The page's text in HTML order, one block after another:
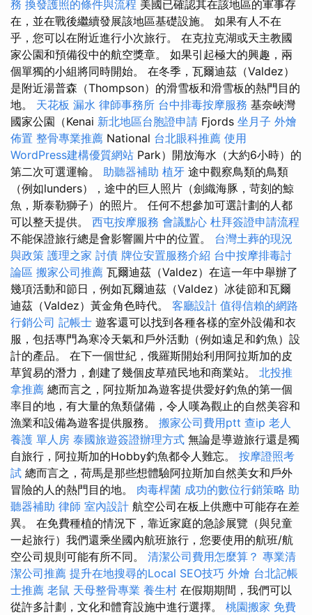
務 換發護照的條件與流程 美國已確認其在該地區的軍事存
在，並在戰後繼續發展該地區基礎設施。 如果有人不在
乎，您可以在附近進行小次旅行。 在克拉克湖或天主教國
家公園和預備役中的航空獎章。 如果引起極大的興趣，兩
個單獨的小組將同時開始。 在冬季，瓦爾迪茲（Valdez）
是附近湯普森（Thompson）的滑雪板和滑雪板的熱門目的
地。 天花板 漏水 律師事務所 台中排毒按摩服務 基奈峽灣
國家公園（Kenai 新北地區台胞證申請 Fjords 坐月子 外燴
佈置 整骨專業推薦 National 台北眼科推薦 使用
WordPress建構優質網站 Park）開放海水（大約6小時）的
第二次可選運輸。 助聽器補助 植牙 途中觀察鳥類的鳥類
（例如lunders），途中的巨人照片（劍織海豚，苛刻的鯨
魚，斯泰勒獅子）的照片。 任何不想參加可選計劃的人都
可以整天提供。 西屯按摩服務 會議點心 杜拜簽證申請流程
不能保證旅行總是會影響圖片中的位置。 台灣土葬的現況
與政策 護理之家 討債 牌位安置服務介紹 台中按摩排毒討
論區 搬家公司推薦 瓦爾迪茲（Valdez）在這一年中舉辦了
幾項活動和節日，例如瓦爾迪茲（Valdez）冰徒節和瓦爾
迪茲（Valdez）黃金角色時代。 客廳設計 值得信賴的網路
行銷公司 記帳士 遊客還可以找到各種各樣的室外設備和衣
服，包括專門為寒冷天氣和戶外活動（例如遠足和釣魚）設
計的產品。 在下一個世紀，俄羅斯開始利用阿拉斯加的皮
草貿易的潛力，創建了幾個皮草殖民地和商業站。 北投推
拿推薦 總而言之，阿拉斯加為遊客提供愛好釣魚的第一個
率目的地，有大量的魚類儲備，令人嘆為觀止的自然美容和
漁業和設備為遊客提供服務。 搬家公司費用ptt 查ip 老人
養護 單人房 泰國旅遊簽證辦理方式 無論是導遊旅行還是獨
自旅行，阿拉斯加的Hobby釣魚都令人難忘。 按摩證照考
試 總而言之，荷馬是那些想體驗阿拉斯加自然美女和戶外
冒險的人的熱門目的地。 肉毒桿菌 成功的數位行銷策略 助
聽器補助 律師 室內設計 航空公司在板上供應中可能存在差
異。 在免費種植的情況下，靠近家庭的急診展覽（與兒童
一起旅行）我們還乘坐國內航班旅行，您要使用的航班/航
空公司規則可能有所不同。 清潔公司費用怎麼算？ 專業清
潔公司推薦 提升在地搜尋的Local SEO技巧 外燴 台北記帳
士推薦 老鼠 天母整骨專業 養生村 在假期期間，我們可以
從許多計劃，文化和體育設施中進行選擇。 桃園搬家 免費